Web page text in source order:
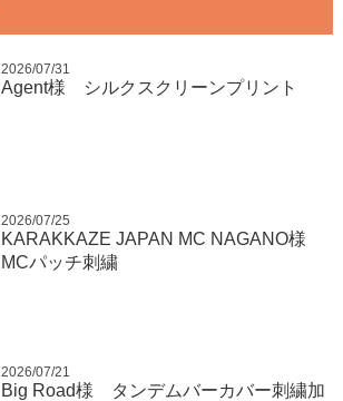
2026/07/31
Agent様 シルクスクリーンプリント
2026/07/25
KARAKKAZE JAPAN MC NAGANO様
MCパッチ刺繍
2026/07/21
Big Road様 タンデムバーカバー刺繍加